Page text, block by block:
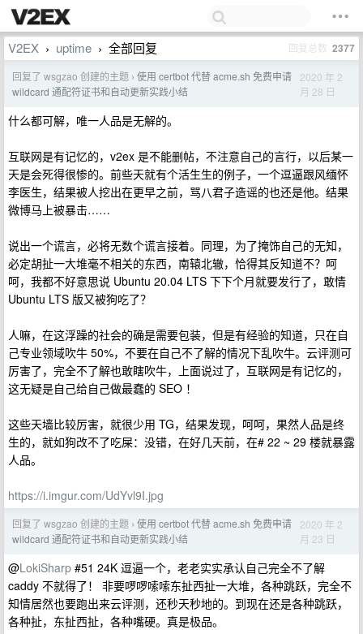
V2EX › uptime › 全部回复 回复总数 2377
回复了 wsgzao 创建的主题 › 使用 certbot 代替 acme.sh 免费申请
wildcard 通配符证书和自动更新实践小结
2020 年 2
月 28 日
什么都可解，唯一人品是无解的。
互联网是有记忆的，v2ex 是不能删帖，不注意自己的言行，以后某一
天是会死得很惨的。前些天就有个活生生的例子，一个逗逼跟风缅怀
李医生，结果被人挖出在更早之前，骂八君子造谣的也还是他。结果
微博马上被暴击……
说出一个谎言，必将无数个谎言接着。同理，为了掩饰自己的无知，
必定胡扯一大堆毫不相关的东西，南辕北辙，恰得其反知道不？呵
呵，我都不好意思说 Ubuntu 20.04 LTS 下下个月就要发行了，敢情
Ubuntu LTS 版又被狗吃了？
人嘛，在这浮躁的社会的确是需要包装，但是有经验的知道，只在自
己专业领域吹牛 50%，不要在自己不了解的情况下乱吹牛。云评测可
厉害了，完全不了解也敢瞎吹牛，上面说过了，互联网是有记忆的，
这无疑是自己给自己做最蠢的 SEO ！
这些天墙比较厉害，就很少用 TG，结果发现，呵呵，果然人品是终
生的，就如狗改不了吃屎：没错，在好几天前，在# 22 ~ 29 楼就暴露
人品。
https://i.imgur.com/UdYvl9I.jpg
回复了 wsgzao 创建的主题 › 使用 certbot 代替 acme.sh 免费申请
wildcard 通配符证书和自动更新实践小结
2020 年 2
月 23 日
@LokiSharp #51 24K 逗逼一个，老老实实承认自己完全不了解
caddy 不就得了！ 非要啰啰嗦嗦东扯西扯一大堆，各种跳跃，完全不
知情居然也要跑出来云评测，还秒天秒地的。到现在还是各种跳跃，
各种扯，东扯西扯，各种嘴硬。真是极品。